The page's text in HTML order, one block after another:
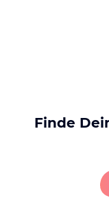
Finde